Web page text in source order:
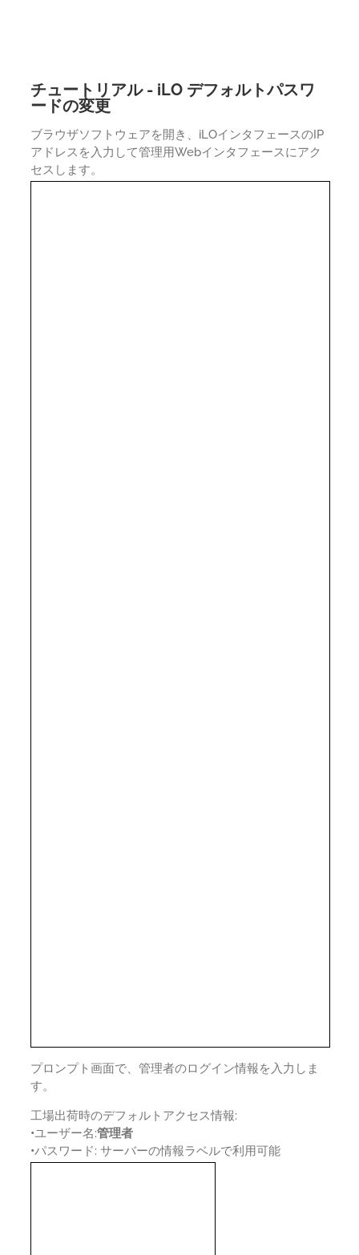
チュートリアル - iLO デフォルトパスワ
ードの変更
ブラウザソフトウェアを開き、iLOインタフェースのIP
アドレスを入力して管理用Webインタフェースにアク
セスします。
プロンプト画面で、管理者のログイン情報を入力しま
す。
工場出荷時のデフォルトアクセス情報:
•ユーザー名:管理者
•パスワード: サーバーの情報ラベルで利用可能